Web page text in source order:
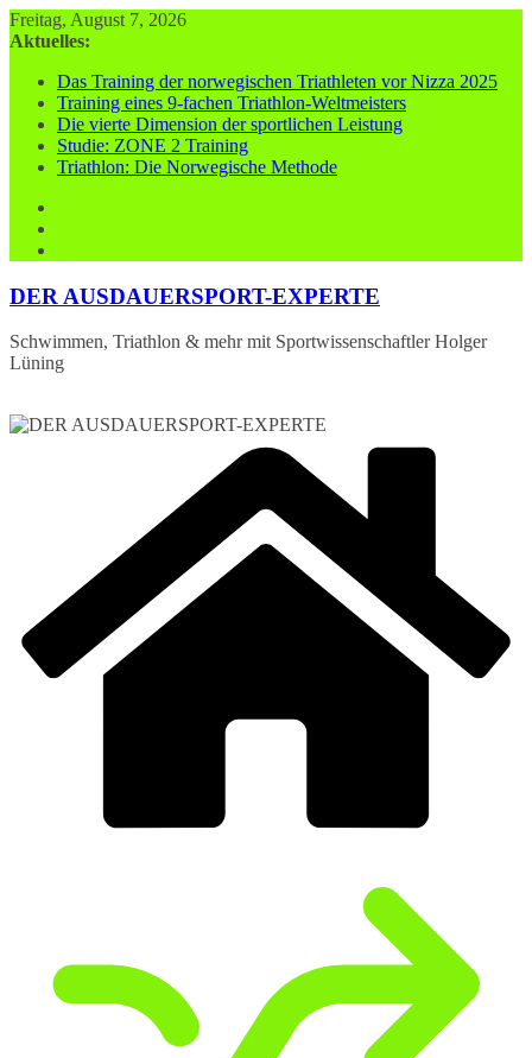
Zum
Inhalt
Freitag, August 7, 2026
Aktuelles:
Das Training der norwegischen Triathleten vor Nizza 2025
Training eines 9-fachen Triathlon-Weltmeisters
Die vierte Dimension der sportlichen Leistung
Studie: ZONE 2 Training
Triathlon: Die Norwegische Methode
DER AUSDAUERSPORT-EXPERTE
Schwimmen, Triathlon & mehr mit Sportwissenschaftler Holger
Lüning